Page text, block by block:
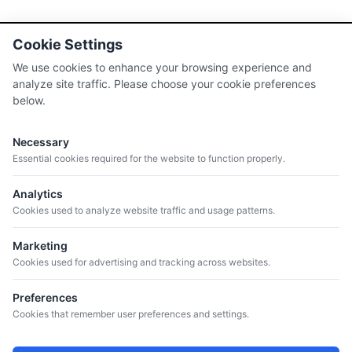
MENU
Quienes somos
Catálogo
Bodegas
Blog
CONTACT
Cookie Settings
We use cookies to enhance your browsing experience and
analyze site traffic. Please choose your cookie preferences
below.
Necessary
Essential cookies required for the website to function properly.
Analytics
Cookies used to analyze website traffic and usage patterns.
Marketing
Cookies used for advertising and tracking across websites.
Preferences
Cookies that remember user preferences and settings.